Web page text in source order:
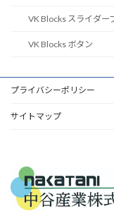
VK Blocks スライダー
VK Blocks ボタン
プライバシーポリシー
サイトマップ